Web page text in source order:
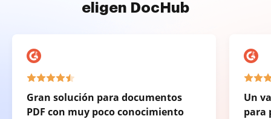
eligen DocHub
Gran solución para documentos
PDF con muy poco conocimiento
Un
para